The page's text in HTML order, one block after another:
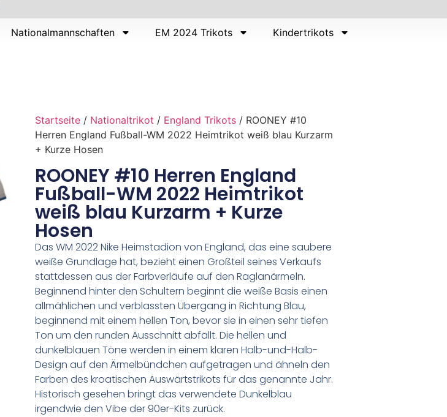
Nationalmannschaften EM 2024 Trikots Kindertrikots
Startseite / Nationaltrikot / England Trikots / ROONEY #10
Herren England Fußball-WM 2022 Heimtrikot weiß blau Kurzarm
+ Kurze Hosen
ROONEY #10 Herren England
Fußball-WM 2022 Heimtrikot
weiß blau Kurzarm + Kurze
Hosen
Das WM 2022 Nike Heimstadion von England, das eine saubere
weiße Grundlage hat, bezieht einen Großteil seines Verkaufs
stattdessen aus der Farbverläufe auf den Raglanärmeln.
Beginnend hinter den Schultern beginnt die weiße Basis einen
allmählichen und verblassten Übergang in Richtung Blau,
beginnend mit einem hellen Ton, bevor sie in einen sehr tiefen
Ton um den runden Ausschnitt abfällt. Die hellen und
dunkelblauen Töne werden in einem klaren Halb-und-Halb-
Design auf den Ärmelbündchen aufgetragen und ähneln den
Farben des kroatischen Auswärtstrikots für das genannte Jahr.
Historisch gesehen bringt das verwendete Dunkelblau
irgendwie den Vibe der 90er-Kits zurück.